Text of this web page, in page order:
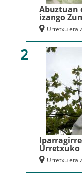
Abuztuan
izango
Urretxu eta
2
Urretxuko
Urretxu eta